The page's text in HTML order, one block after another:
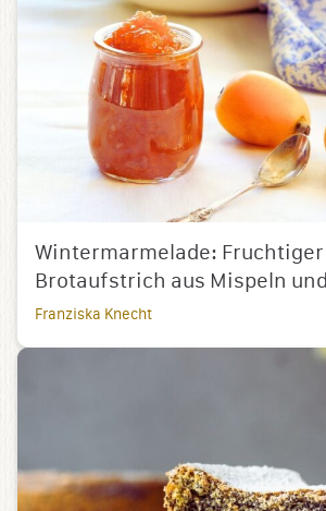
Wintermarmelade: Fruchtiger
Brotaufstrich aus Mispeln
Franziska Knecht